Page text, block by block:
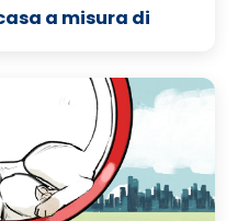
a misura di